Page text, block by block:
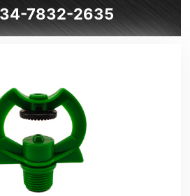
7832-2635